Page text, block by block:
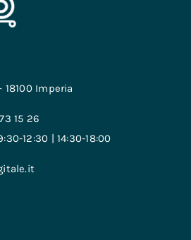
18100 Imperia
15 26
12:30 | 14:30-18:00